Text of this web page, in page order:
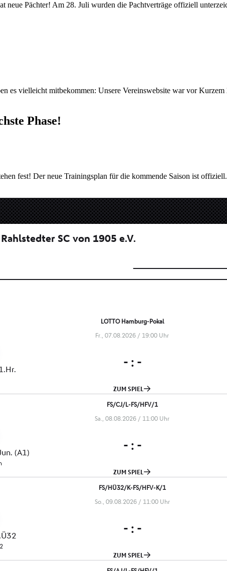
neue Pächter! Am 28. Juli wurden die Pachtverträge offiziell
es vielleicht mitbekommen: Unsere Vereinswebsite war vor
Phase!
fest! Der neue Trainingsplan für die kommende Saison ist